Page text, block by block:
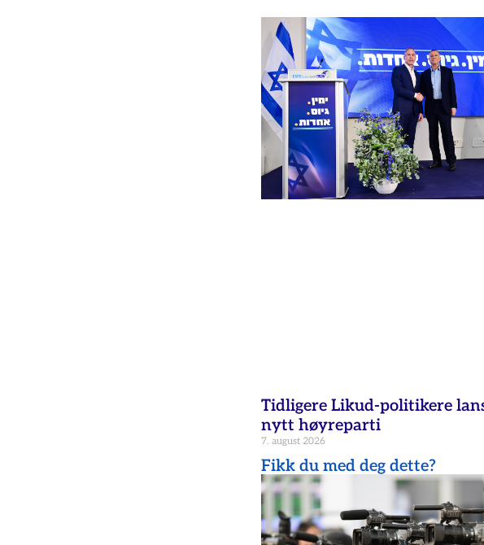
Tidligere Likud-politikere
nytt høyreparti
7. august 2026
Fikk du med deg dette?